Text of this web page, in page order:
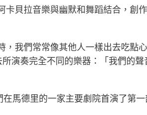
貝拉音樂與幽默和舞蹈結合，創
我們常常像其他人一樣出去吃點
演奏完全不同的樂器：「我們的
馬德里的一家主要劇院首演了第